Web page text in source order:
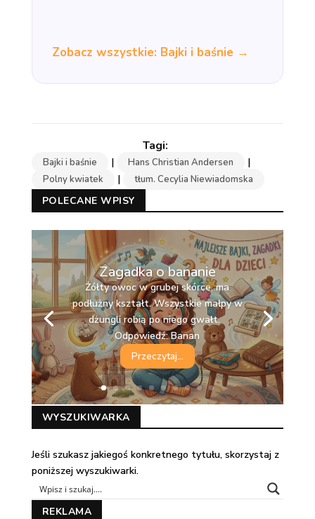
Zobacz wszystkie: Bajki i baśnie →
Bajki i baśnie | Hans Christian Andersen |
Polny kwiatek | tłum. Cecylia Niewiadomska
POLECANE WPISY
Zagadka o bananie
Żółty owoc w grubej skórce, ma
podłużny kształt. Wszystkie małpy w
dżungli robią po niego gwałt.
Odpowiedź: Banan
Przeczytaj...
Kształt ma żarówki, jest słodka i
soczysta. Kolor żółty lub zielony z jej
pysznego soku tryska. Odpowiedź:
Gruszka
WYSZUKIWARKA
Jeśli szukasz jakiegoś konkretnego tytułu, skorzystaj z
poniższej wyszukiwarki.
REKLAMA